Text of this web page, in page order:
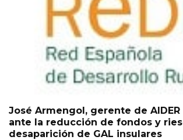
José Armengol, gerente de AIDER
ante la reducción de fondos y
desaparición de GAL insulares